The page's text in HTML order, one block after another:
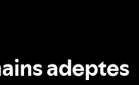
adeptes